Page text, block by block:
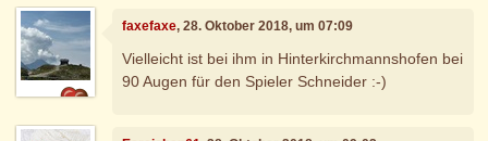
faxefaxe, 28. Oktober 2018, um 07:09
Vielleicht ist bei ihm in Hinterkirchmannshofen bei
90 Augen für den Spieler Schneider :-)